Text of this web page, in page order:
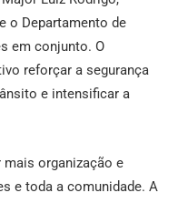
o Departamento de
em conjunto. O
reforçar a segurança
e intensificar a
organização e
e toda a comunidade. A